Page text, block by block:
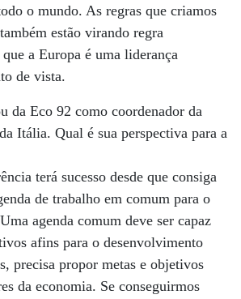
o mundo. As regras que criamos
estão virando regra
a Europa é uma liderança
de vista.
da Eco 92 como coordenador da
Itália. Qual é sua perspectiva para a
terá sucesso desde que consiga
de trabalho em comum para o
agenda comum deve ser capaz
afins para o desenvolvimento
precisa propor metas e objetivos
da economia. Se conseguirmos